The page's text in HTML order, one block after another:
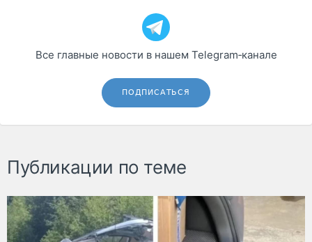
Все главные новости в нашем Telegram‑канале
ПОДПИСАТЬСЯ
Публикации по теме